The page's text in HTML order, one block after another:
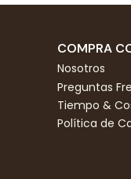
COMPRA
Nosotros
Preguntas
Tiempo &
Política de